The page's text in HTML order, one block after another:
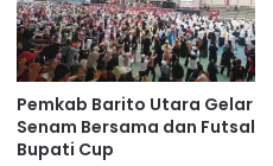
Pemkab Barito Utara Gelar
Senam Bersama dan Futsal
Bupati Cup